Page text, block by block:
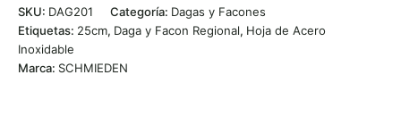
SKU: DAG201 Categoría: Dagas y Facones
Etiquetas: 25cm, Daga y Facon Regional, Hoja de Acero
Inoxidable
Marca: SCHMIEDEN